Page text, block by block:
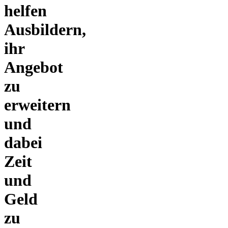
helfen
Ausbildern,
ihr
Angebot
zu
erweitern
und
dabei
Zeit
und
Geld
zu